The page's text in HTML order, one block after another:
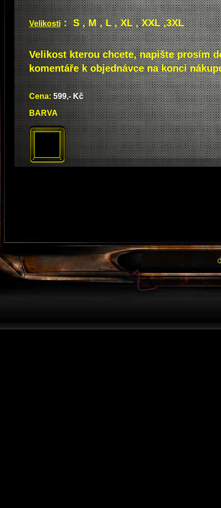
Velikosti:S , M , L , XL , XXL,3XL
Velikost kterou chcete, napište prosím
komentáře k objednávce na konci
Cena: 599,- Kč
BARVA